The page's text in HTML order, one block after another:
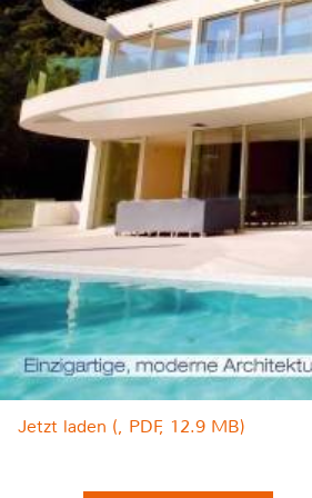
Jetzt laden (, PDF, 12.9 MB)